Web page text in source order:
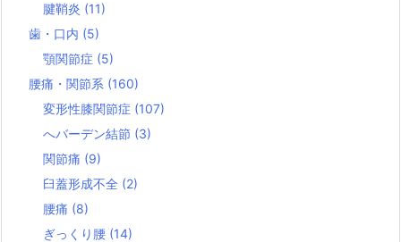
腱鞘炎 (11)
歯・口内 (5)
顎関節症 (5)
腰痛・関節系 (160)
変形性膝関節症 (107)
へバーデン結節 (3)
関節痛 (9)
臼蓋形成不全 (2)
腰痛 (8)
ぎっくり腰 (14)